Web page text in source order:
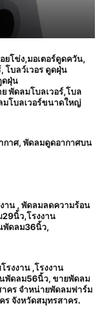
ยโข่ง,มอเตอร์ดูดควัน,
โบลว์เวอร ดูดฝุ่น
ดฝุ่น
พัดลมโบลเวอร์,โบล
มโบลเวอร์ขนาดใหญ่
กาศ, พัดลมดูดอากาศบน
าน , พัดลมลดความร้อน
นิ้ว,โรงงาน
พัดลม36นิ้ว,
รงงาน ,โรงงาน
พัดลม56นิ้ว, ขายพัดลม
คร จำหน่ายพัดลมฟาร์ม
ร จังหวัดสมุทรสาคร.